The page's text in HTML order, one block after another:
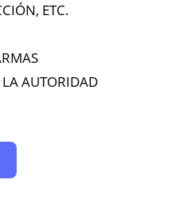
ETC.
LA AUTORIDAD